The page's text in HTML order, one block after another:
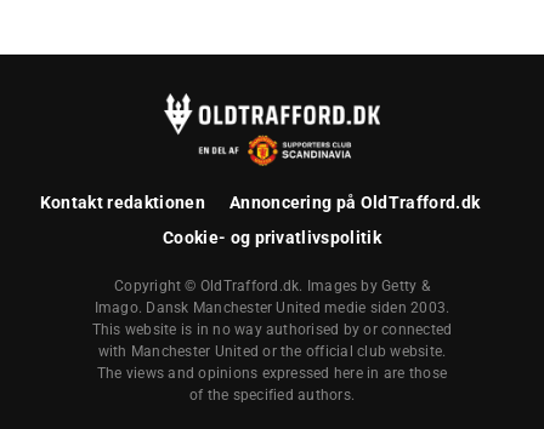
Kontakt redaktionen
Annoncering på OldTrafford.dk
Cookie- og privatlivspolitik
Copyright © OldTrafford.dk. Images by Getty &
Imago. Dansk Manchester United medie siden 2003.
This website is in no way authorised by or connected
with Manchester United or the official club website.
The views and opinions expressed here in are those
of the specified authors.